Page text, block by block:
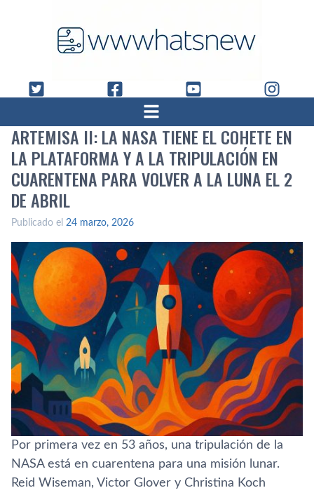
ARTEMISA II: LA NASA TIENE EL COHETE EN
LA PLATAFORMA Y A LA TRIPULACIÓN EN
CUARENTENA PARA VOLVER A LA LUNA EL 2
DE ABRIL
Publicado el 24 marzo, 2026
Por primera vez en 53 años, una tripulación de la
NASA está en cuarentena para una misión lunar.
Reid Wiseman, Victor Glover y Christina Koch